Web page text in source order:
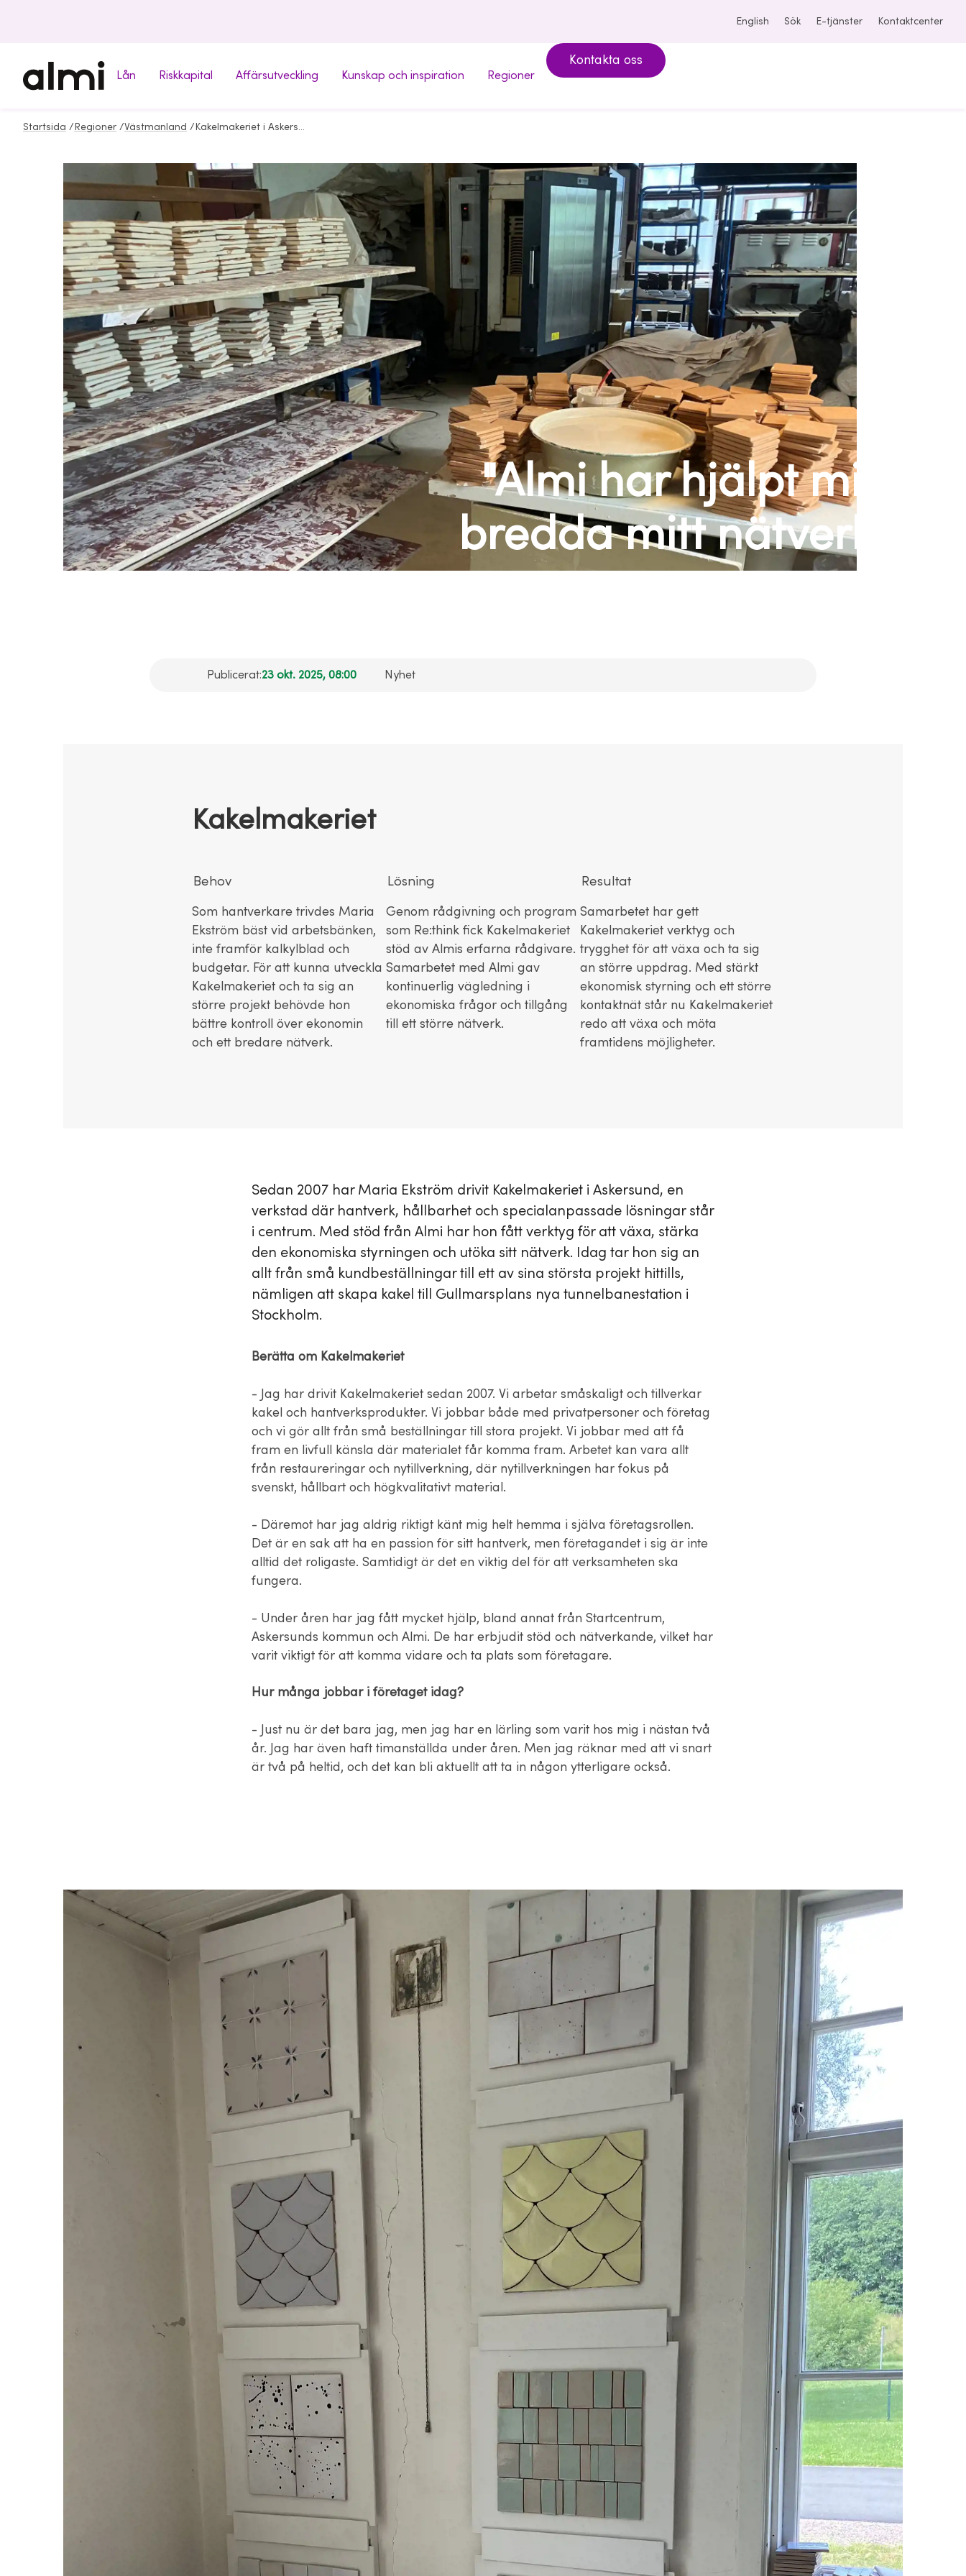
English Sök E-tjänster Kontaktcenter
Lån Riskkapital Affärsutveckling Kunskap och inspiration Regioner
Kontakta oss
Startsida / Regioner /Västmanland / Kakelmakeriet i Askersund
"Almi har hjälpt mig
bredda mitt nätverk"
Publicerat:23 okt. 2025, 08:00 Nyhet
Kakelmakeriet
Behov
Som hantverkare trivdes Maria
Ekström bäst vid arbetsbänken,
inte framför kalkylblad och
budgetar. För att kunna utveckla
Kakelmakeriet och ta sig an
större projekt behövde hon
bättre kontroll över ekonomin
och ett bredare nätverk.
Lösning
Genom rådgivning och program
som Re:think fick Kakelmakeriet
stöd av Almis erfarna rådgivare.
Samarbetet med Almi gav
kontinuerlig vägledning i
ekonomiska frågor och tillgång
till ett större nätverk.
Resultat
Samarbetet har gett
Kakelmakeriet verktyg och
trygghet för att växa och ta sig
an större uppdrag. Med stärkt
ekonomisk styrning och ett större
kontaktnät står nu Kakelmakeriet
redo att växa och möta
framtidens möjligheter.
Sedan 2007 har Maria Ekström drivit Kakelmakeriet i Askersund, en
verkstad där hantverk, hållbarhet och specialanpassade lösningar står
i centrum. Med stöd från Almi har hon fått verktyg för att växa, stärka
den ekonomiska styrningen och utöka sitt nätverk. Idag tar hon sig an
allt från små kundbeställningar till ett av sina största projekt hittills,
nämligen att skapa kakel till Gullmarsplans nya tunnelbanestation i
Stockholm.
Berätta om Kakelmakeriet
- Jag har drivit Kakelmakeriet sedan 2007. Vi arbetar småskaligt och tillverkar
kakel och hantverksprodukter. Vi jobbar både med privatpersoner och företag
och vi gör allt från små beställningar till stora projekt. Vi jobbar med att få
fram en livfull känsla där materialet får komma fram. Arbetet kan vara allt
från restaureringar och nytillverkning, där nytillverkningen har fokus på
svenskt, hållbart och högkvalitativt material.
- Däremot har jag aldrig riktigt känt mig helt hemma i själva företagsrollen.
Det är en sak att ha en passion för sitt hantverk, men företagandet i sig är inte
alltid det roligaste. Samtidigt är det en viktig del för att verksamheten ska
fungera.
- Under åren har jag fått mycket hjälp, bland annat från Startcentrum,
Askersunds kommun och Almi. De har erbjudit stöd och nätverkande, vilket har
varit viktigt för att komma vidare och ta plats som företagare.
Hur många jobbar i företaget idag?
- Just nu är det bara jag, men jag har en lärling som varit hos mig i nästan två
år. Jag har även haft timanställda under åren. Men jag räknar med att vi snart
är två på heltid, och det kan bli aktuellt att ta in någon ytterligare också.